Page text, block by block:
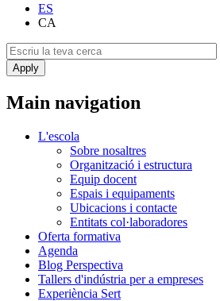
ES
CA
Main navigation
L'escola
Sobre nosaltres
Organització i estructura
Equip docent
Espais i equipaments
Ubicacions i contacte
Entitats col·laboradores
Oferta formativa
Agenda
Blog Perspectiva
Tallers d'indústria per a empreses
Experiència Sert